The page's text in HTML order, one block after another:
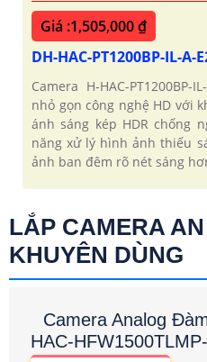
Giá :1,505,000 ₫
DH-HAC-PT1200BP-IL-A-
Camera H-HAC-
nhỏ gọn công nghệ HD với
ánh sáng kép HDR chống
năng xử lý hình ảnh thiếu
ảnh ban đêm rõ nét sáng
LẮP CAMERA
KHUYÊN DÙNG
Camera Analog
HAC-